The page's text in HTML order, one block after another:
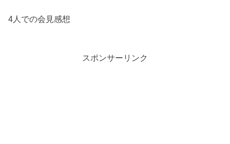
4人での会見感想
スポンサーリンク